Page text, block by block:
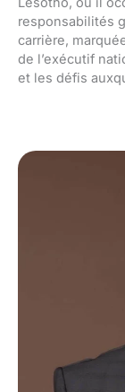
responsabilités
carrière,
de l’exécutif
et les défis